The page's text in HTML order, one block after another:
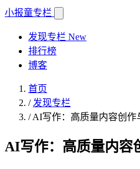
小报童专栏
发现专栏 New
排行榜
博客
首页
/ 发现专栏
/AI写作：高质量内容创作
AI写作：高质量内容